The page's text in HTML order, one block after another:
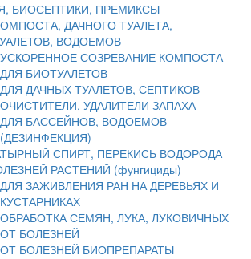
БИОСЕПТИКИ, ПРЕМИКСЫ
ДАЧНОГО ТУАЛЕТА,
ВОДОЕМОВ
УСКОРЕННОЕ СОЗРЕВАНИЕ КОМПОСТА
ДЛЯ БИОТУАЛЕТОВ
ДЛЯ ДАЧНЫХ ТУАЛЕТОВ, СЕПТИКОВ
ОЧИСТИТЕЛИ, УДАЛИТЕЛИ ЗАПАХА
ДЛЯ БАССЕЙНОВ, ВОДОЕМОВ
(ДЕЗИНФЕКЦИЯ)
СПИРТ, ПЕРЕКИСЬ ВОДОРОДА
РАСТЕНИЙ (фунгициды)
ДЛЯ ЗАЖИВЛЕНИЯ РАН НА ДЕРЕВЬЯХ И
КУСТАРНИКАХ
ОБРАБОТКА СЕМЯН, ЛУКА, ЛУКОВИЧНЫХ
ОТ БОЛЕЗНЕЙ
ОТ БОЛЕЗНЕЙ БИОПРЕПАРАТЫ